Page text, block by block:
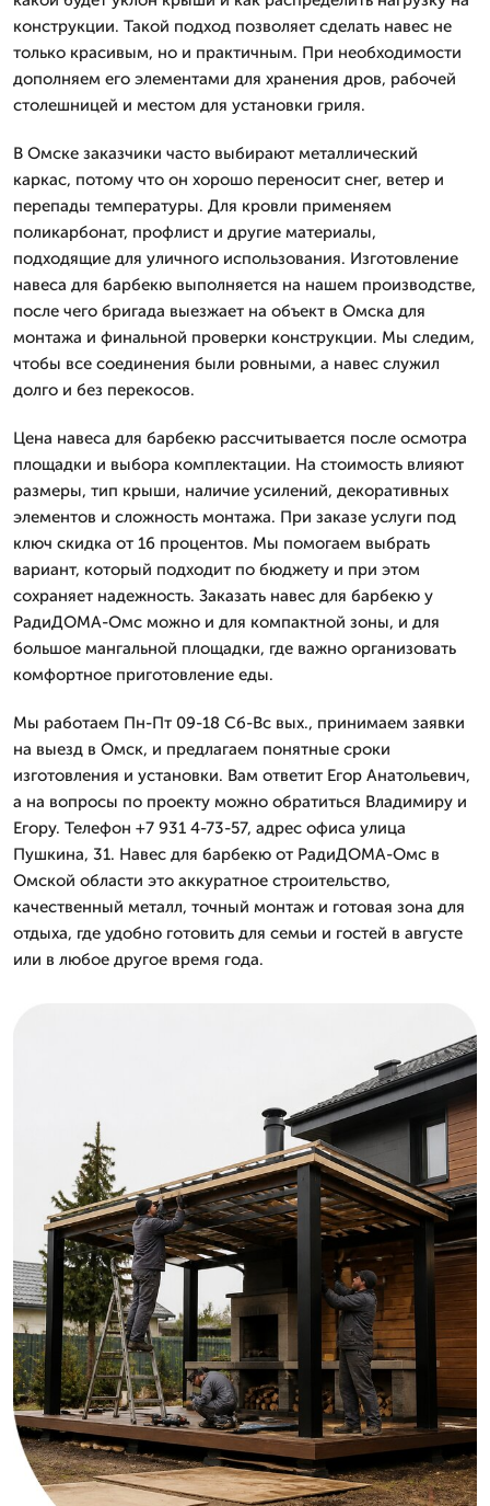
конструкции. Такой подход позволяет сделать навес не
только красивым, но и практичным. При необходимости
дополняем его элементами для хранения дров, рабочей
столешницей и местом для установки гриля.
В Омске заказчики часто выбирают металлический
каркас, потому что он хорошо переносит снег, ветер и
перепады температуры. Для кровли применяем
поликарбонат, профлист и другие материалы,
подходящие для уличного использования. Изготовление
навеса для барбекю выполняется на нашем производстве,
после чего бригада выезжает на объект в Омска для
монтажа и финальной проверки конструкции. Мы следим,
чтобы все соединения были ровными, а навес служил
долго и без перекосов.
Цена навеса для барбекю рассчитывается после осмотра
площадки и выбора комплектации. На стоимость влияют
размеры, тип крыши, наличие усилений, декоративных
элементов и сложность монтажа. При заказе услуги под
ключ скидка от 16 процентов. Мы помогаем выбрать
вариант, который подходит по бюджету и при этом
сохраняет надежность. Заказать навес для барбекю у
РадиДОМА-Омс можно и для компактной зоны, и для
большое мангальной площадки, где важно организовать
комфортное приготовление еды.
Мы работаем Пн-Пт 09-18 Сб-Вс вых., принимаем заявки
на выезд в Омск, и предлагаем понятные сроки
изготовления и установки. Вам ответит Егор Анатольевич,
а на вопросы по проекту можно обратиться Владимиру и
Егору. Телефон +7 931 4-73-57, адрес офиса улица
Пушкина, 31. Навес для барбекю от РадиДОМА-Омс в
Омской области это аккуратное строительство,
качественный металл, точный монтаж и готовая зона для
отдыха, где удобно готовить для семьи и гостей в августе
или в любое другое время года.